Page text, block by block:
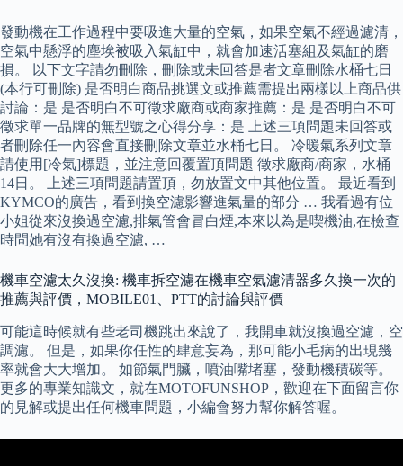
發動機在工作過程中要吸進大量的空氣，如果空氣不經過濾清，
空氣中懸浮的塵埃被吸入氣缸中，就會加速活塞組及氣缸的磨
損。 以下文字請勿刪除，刪除或未回答是者文章刪除水桶七日
(本行可刪除) 是否明白商品挑選文或推薦需提出兩樣以上商品供
討論：是 是否明白不可徵求廠商或商家推薦：是 是否明白不可
徵求單一品牌的無型號之心得分享：是 上述三項問題未回答或
者刪除任一內容會直接刪除文章並水桶七日。 冷暖氣系列文章
請使用[冷氣]標題，並注意回覆置頂問題 徵求廠商/商家，水桶
14日。 上述三項問題請置頂，勿放置文中其他位置。 最近看到
KYMCO的廣告，看到換空濾影響進氣量的部分 … 我看過有位
小姐從來沒換過空濾,排氣管會冒白煙,本來以為是喫機油,在檢查
時問她有沒有換過空濾, …
機車空濾太久沒換: 機車拆空濾在機車空氣濾清器多久換一次的
推薦與評價，MOBILE01、PTT的討論與評價
可能這時候就有些老司機跳出來說了，我開車就沒換過空濾，空
調濾。 但是，如果你任性的肆意妄為，那可能小毛病的出現幾
率就會大大增加。 如節氣門臟，噴油嘴堵塞，發動機積碳等。
更多的專業知識文，就在MOTOFUNSHOP，歡迎在下面留言你
的見解或提出任何機車問題，小編會努力幫你解答喔。